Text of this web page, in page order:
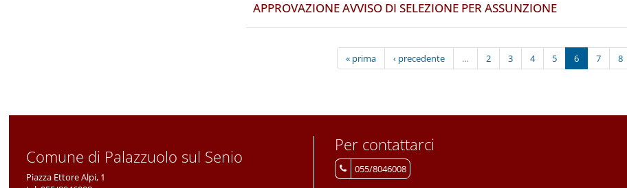
APPROVAZIONE AVVISO DI SELEZIONE PER ASSUNZIONE
« prima ‹ precedente … 2 3 4 5 6 7 8
Comune di Palazzuolo sul Senio
Piazza Ettore Alpi, 1
Per contattarci
055/8046008